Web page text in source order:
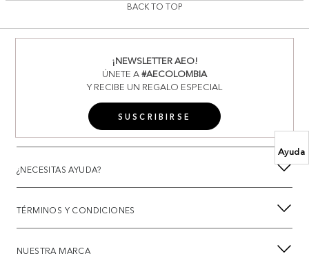
Ayuda
BACK TO TOP
¡NEWSLETTER AEO!
ÚNETE A#AECOLOMBIA
Y RECIBE UN REGALO ESPECIAL
SUSCRIBIRSE
¿NECESITAS AYUDA?
TÉRMINOS Y CONDICIONES
NUESTRA MARCA